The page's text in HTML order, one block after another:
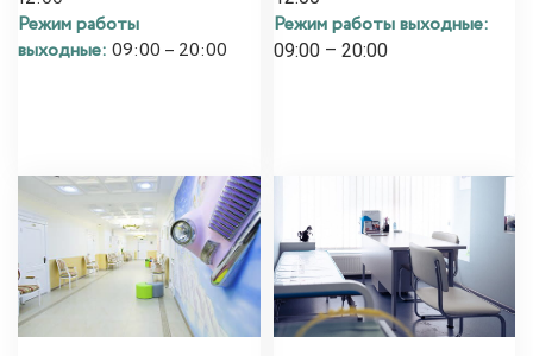
Режим работы
выходные: 09:00 – 20:00
Режим работы выходные:
09:00 – 20:00